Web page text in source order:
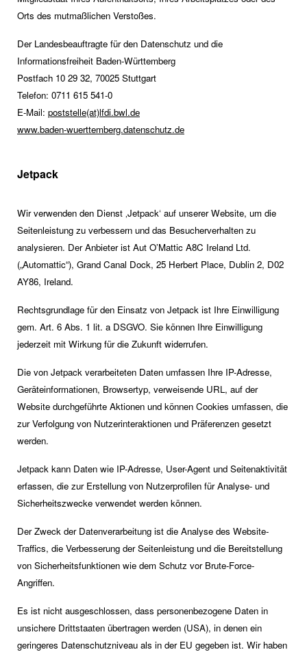
Orts des mutmaßlichen Verstoßes.
Der Landesbeauftragte für den Datenschutz und die
Informationsfreiheit Baden-Württemberg
Postfach 10 29 32, 70025 Stuttgart
Telefon: 0711 615 541-0
E-Mail: poststelle(at)lfdi.bwl.de
www.baden-wuerttemberg.datenschutz.de
Jetpack
Wir verwenden den Dienst ‚Jetpack‘ auf unserer Website, um die
Seitenleistung zu verbessern und das Besucherverhalten zu
analysieren. Der Anbieter ist Aut O’Mattic A8C Ireland Ltd.
(„Automattic“), Grand Canal Dock, 25 Herbert Place, Dublin 2, D02
AY86, Ireland.
Rechtsgrundlage für den Einsatz von Jetpack ist Ihre Einwilligung
gem. Art. 6 Abs. 1 lit. a DSGVO. Sie können Ihre Einwilligung
jederzeit mit Wirkung für die Zukunft widerrufen.
Die von Jetpack verarbeiteten Daten umfassen Ihre IP-Adresse,
Geräteinformationen, Browsertyp, verweisende URL, auf der
Website durchgeführte Aktionen und können Cookies umfassen, die
zur Verfolgung von Nutzerinteraktionen und Präferenzen gesetzt
werden.
Jetpack kann Daten wie IP-Adresse, User-Agent und Seitenaktivität
erfassen, die zur Erstellung von Nutzerprofilen für Analyse- und
Sicherheitszwecke verwendet werden können.
Der Zweck der Datenverarbeitung ist die Analyse des Website-
Traffics, die Verbesserung der Seitenleistung und die Bereitstellung
von Sicherheitsfunktionen wie dem Schutz vor Brute-Force-
Angriffen.
Es ist nicht ausgeschlossen, dass personenbezogene Daten in
unsichere Drittstaaten übertragen werden (USA), in denen ein
geringeres Datenschutzniveau als in der EU gegeben ist. Wir haben